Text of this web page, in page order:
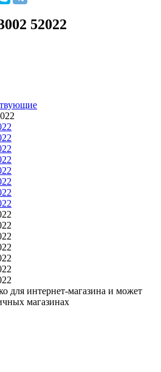
52022
для интернет-магазина и может
магазинах